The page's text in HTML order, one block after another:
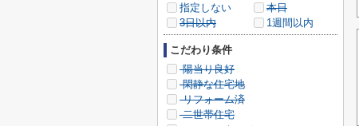
指定しない
本日
3日以内
1週間以内
こだわり条件
陽当り良好
閑静な住宅地
リフォーム済
二世帯住宅